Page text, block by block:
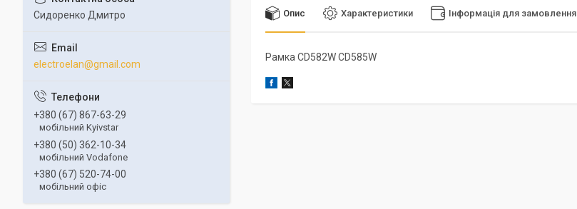
Опис Характеристики Інформація для замовлення
Рамка CD582W CD585W
Сидоренко Дмитро
electroelan@gmail.com
+380 (67) 867-63-29
мобільний Kyivstar
+380 (50) 362-10-34
мобільний Vodafone
+380 (67) 520-74-00
мобільний офіс